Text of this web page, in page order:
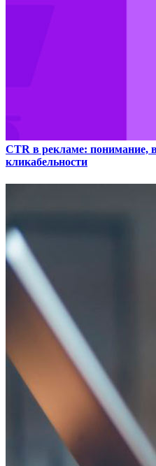
CTR в рекламе: понимание,
кликабельности